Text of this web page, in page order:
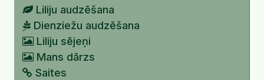
Liliju audzēšana
Dienziežu audzēšana
Liliju sējeņi
Mans dārzs
Saites